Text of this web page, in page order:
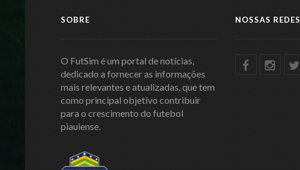
SOBRE
O FutSim é um portal de notícias,
dedicado a fornecer as informações
mais relevantes e atualizadas, que tem
como principal objetivo contribuir
para o crescimento do futebol
piauiense.
NOSSAS REDES